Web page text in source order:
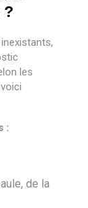
?
les
:
de la